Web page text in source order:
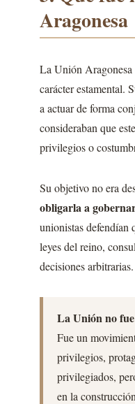
Aragonesa
La Unión
carácter estamental.
a actuar de forma
consideraban que
privilegios o
Su objetivo no era
obligarla a
unionistas defendían
leyes del reino,
decisiones arbitrarias.
La Unión no
Fue un
privilegios,
privilegiados,
en la